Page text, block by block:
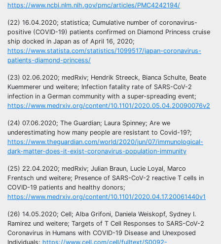
https://www.ncbi.nlm.nih.gov/pmc/articles/PMC4242194/
(22) 16.04.2020; statistica; Cumulative number of coronavirus-
positive (COVID-19) patients confirmed on Diamond Princess cruise
ship docked in Japan as of April 16, 2020;
https://www.statista.com/statistics/1099517/japan-coronavirus-
patients-diamond-princess/
(23) 02.06.2020; medRxiv; Hendrik Streeck, Bianca Schulte, Beate
Kuemmerer und weitere; Infection fatality rate of SARS-CoV-2
infection in a German community with a super-spreading event;
https://www.medrxiv.org/content/10.1101/2020.05.04.20090076v2
(24) 07.06.2020; The Guardian; Laura Spinney; Are we
underestimating how many people are resistant to Covid-19?;
https://www.theguardian.com/world/2020/jun/07/immunological-
dark-matter-does-it-exist-coronavirus-population-immunity
(25) 22.04.2020; medRxiv; Julian Braun, Lucie Loyal, Marco
Frentsch und weitere; Presence of SARS-CoV-2 reactive T cells in
COVID-19 patients and healthy donors;
https://www.medrxiv.org/content/10.1101/2020.04.17.20061440v1
(26) 14.05.2020; Cell; Alba Grifoni, Daniela Weiskopf, Sydney I.
Ramirez und weitere; Targets of T Cell Responses to SARS-CoV-2
Coronavirus in Humans with COVID-19 Disease and Unexposed
Individuals; https://www.cell.com/cell/fulltext/S0092-